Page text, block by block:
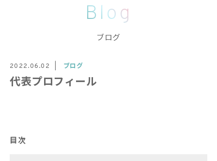
Blog
ブログ
2022.06.02 ブログ
代表プロフィール
目次